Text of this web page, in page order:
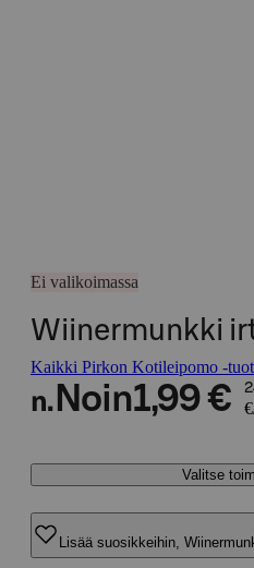
Ei valikoimassa
Wiinermunkki
Kaikki Pirkon Kotileipomo -
n. Noin1,99 €
Valitse
Lisää suosikkeihin,